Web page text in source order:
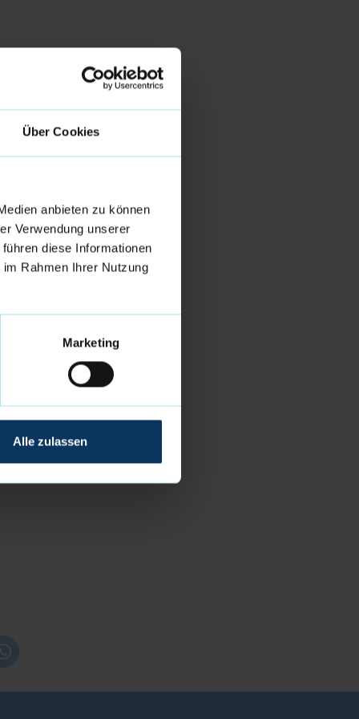
Über Cookies
anbieten zu können
Verwendung unserer
diese Informationen
Rahmen Ihrer Nutzung
Marketing
Alle zulassen